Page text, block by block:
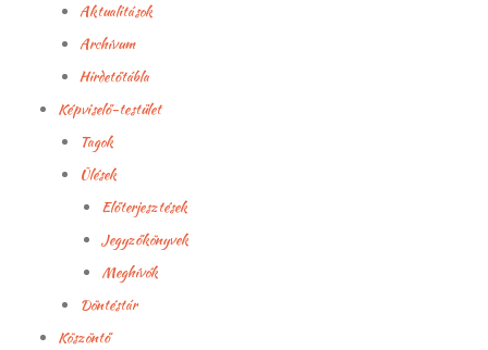
Aktualitások
Archívum
Hirdetőtábla
Képviselő-testület
Tagok
Ülések
Előterjesztések
Jegyzőkönyvek
Meghívók
Döntéstár
Köszöntő